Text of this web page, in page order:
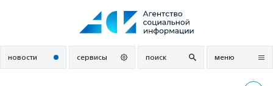
новости сервисы поиск меню